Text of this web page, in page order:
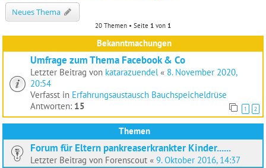
Neues Thema
20 Themen • Seite 1 von 1
Bekanntmachungen
Umfrage zum Thema Facebook & Co
Letzter Beitrag von katarazuendel « 8. November 2020,
20:54
Verfasst in Erfahrungsaustausch Bauchspeicheldrüse
Antworten: 15 1 2
Themen
Forum für Eltern pankreaserkrankter Kinder......
Letzter Beitrag von Forenscout « 9. Oktober 2016, 14:37